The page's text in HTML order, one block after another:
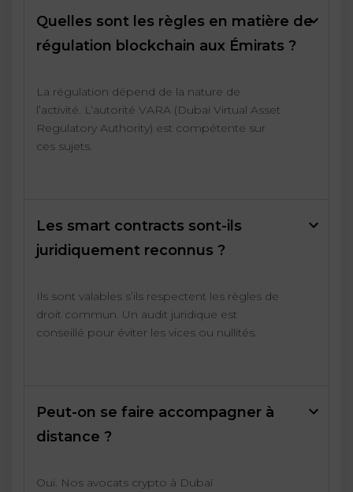
Quelles sont les règles en matière de
régulation blockchain aux Émirats ?
La régulation dépend de la nature de
l’activité. L’autorité VARA (Dubai Virtual Asset
Regulatory Authority) est compétente sur
ces sujets.
Les smart contracts sont-ils
juridiquement reconnus ?
Ils sont valables s’ils respectent les règles de
droit commun. Un audit juridique est
conseillé pour éviter les vices ou nullités.
Peut-on se faire accompagner à
distance ?
Oui. Nos avocats crypto à Dubaï